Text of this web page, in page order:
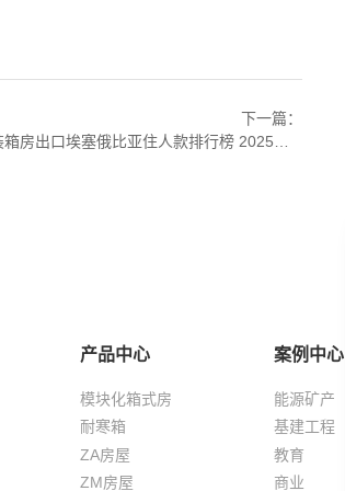
下一篇：
集装箱房出口埃塞俄比亚住人款排行榜 2025，热销TOP3揭晓！
产品中心
模块化箱式房
耐寒箱
ZA房屋
ZM房屋
案例中心
能源矿产
基建工程
教育
商业